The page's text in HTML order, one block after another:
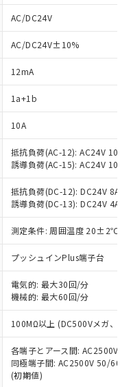
AC/DC24V
AC/DC24V±10%
12mA
1a+1b
10A
抵抗負荷(AC-12): AC24V 10A/
誘導負荷(AC-15): AC24V
抵抗負荷(DC-12): DC24V 8A/
誘導負荷(DC-13): DC24V 4A/
測定条件: 周囲温度 20±2℃、
プッシュインPlus端子台
電気的: 最大30回/分
機械的: 最大60回/分
100MΩ以上 (DC500Vメガ、点
各端子とアース間: AC2500V
同極端子間: AC2500V 50/
(初期値)
御機器事業取扱
よび標準価格
だくもので
商品の中には、
なる商品もある
。
照会結果は、
（10物質）の
可能な商品で
10物質）の非含
る予定のある
令（10物質）の
応品を出す予
令（10物質）の
たは確認中の
です。
有部品として
た場合などや
ます。
が中国RoHSの
ます。
が中国RoHSの
します。
売部門へお問
品のうち、外国
定める商品